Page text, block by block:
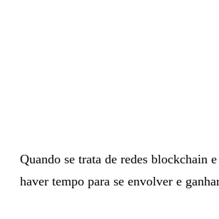
Quando se trata de redes blockchain
haver tempo para se envolver e